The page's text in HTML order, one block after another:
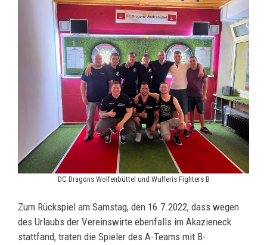
DC Dragons Wolfenbüttel und Wulferis Fighters B
Zum Rückspiel am Samstag, den 16.7.2022, dass wegen
des Urlaubs der Vereinswirte ebenfalls im Akazieneck
stattfand, traten die Spieler des A-Teams mit B-